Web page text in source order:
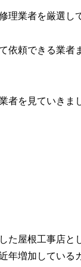
理業者を厳選し
依頼できる業
者を見ていきま
た屋根工事店と
年増加してい